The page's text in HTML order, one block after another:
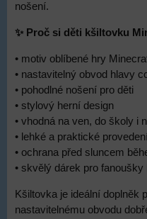
nošení.
✨ Proč si děti kšiltovku
• motiv oblíbené hry
• nastavitelný obvod hlavy
• pohodlné nošení pro děti
• stylový herní design
• vhodná na ven, do školy i
• lehké a praktické
• ochrana před sluncem
• skvělý dárek pro fanoušky
Kšiltovka je ideální doplněk
nastavitelnému obvodu